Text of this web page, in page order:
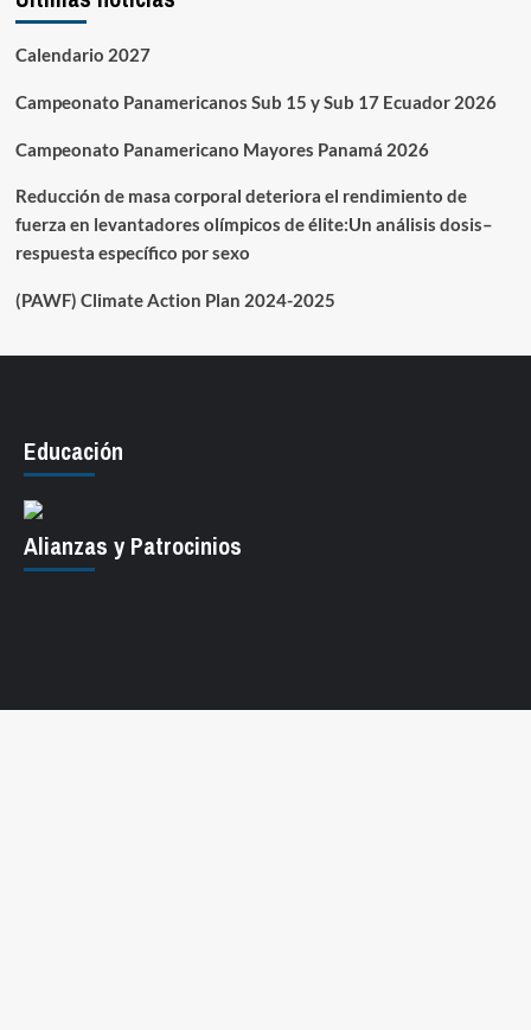
Calendario 2027
Campeonato Panamericanos Sub 15 y Sub 17 Ecuador 2026
Campeonato Panamericano Mayores Panamá 2026
Reducción de masa corporal deteriora el rendimiento de
fuerza en levantadores olímpicos de élite:Un análisis dosis–
respuesta específico por sexo
(PAWF) Climate Action Plan 2024-2025
Educación
Alianzas y Patrocinios